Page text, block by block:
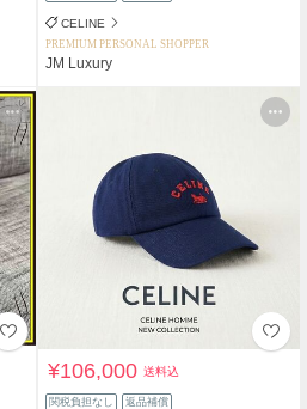
CELINE
PREMIUM PERSONAL SHOPPER
JM Luxury
¥106,000送料込
関税負担なし 返品補償